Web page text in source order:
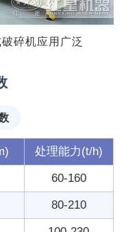
碎机应用广泛
处理能力(t/h)
60-160
80-210